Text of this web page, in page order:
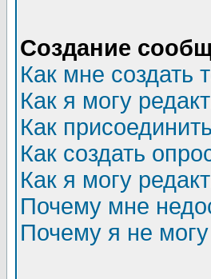
Создание
Как мне создать
Как я могу
Как
Как создать
Как я могу
Почему мне
Почему я не